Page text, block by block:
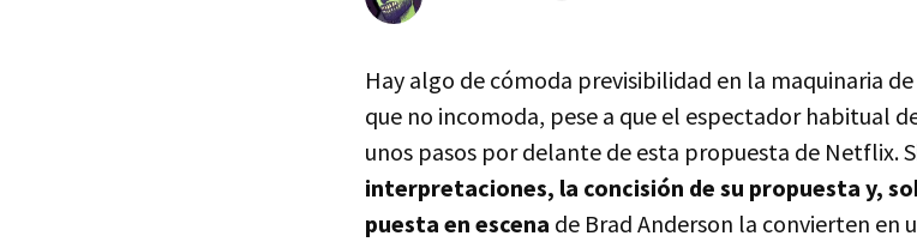
Hay algo de cómoda previsibilidad en la maquinaria
que no incomoda, pese a que el espectador habitual
unos pasos por delante de esta propuesta de Netflix.
interpretaciones, la concisión de su propuesta y,
puesta en escena de Brad Anderson la convierten en